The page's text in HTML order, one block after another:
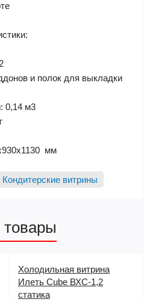
и полок для выкладки
0,14 м3
мм
Кондитерские витрины
Холодильная витрина
Илеть Cube ВХС-1,2
статика